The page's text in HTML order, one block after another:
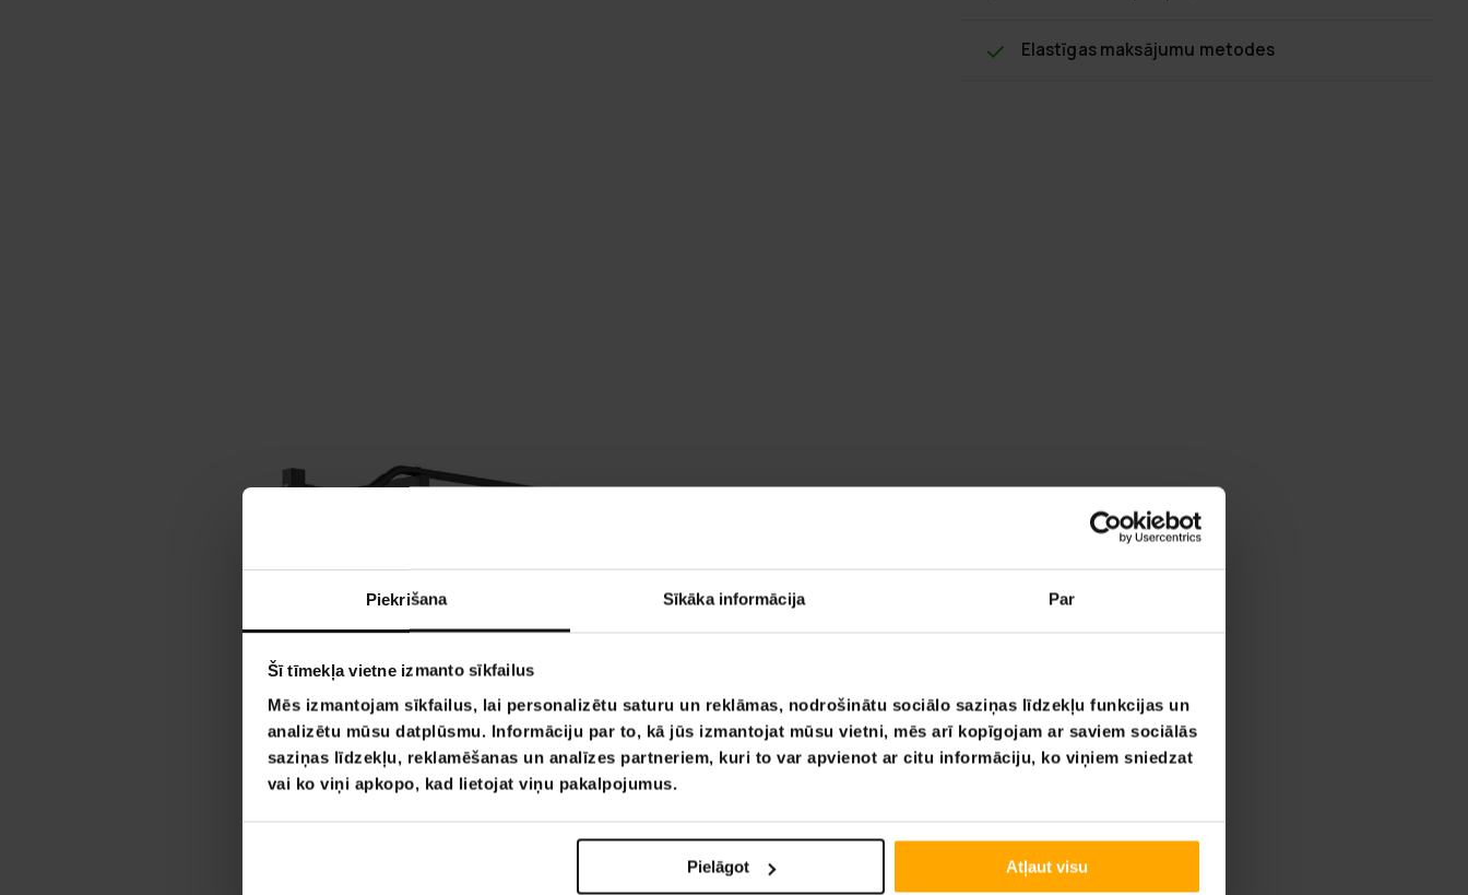
Piekrišana Sīkāka informācija Par
Šī tīmekļa vietne izmanto sīkfailus
Mēs izmantojam sīkfailus, lai personalizētu saturu un reklāmas, nodrošinātu sociālo saziņas līdzekļu funkcijas un
analizētu mūsu datplūsmu. Informāciju par to, kā jūs izmantojat mūsu vietni, mēs arī kopīgojam ar saviem sociālās
saziņas līdzekļu, reklamēšanas un analīzes partneriem, kuri to var apvienot ar citu informāciju, ko viņiem sniedzat
vai ko viņi apkopo, kad lietojat viņu pakalpojumus.
Pielāgot Atļaut visu
Elastīgas maksājumu metodes